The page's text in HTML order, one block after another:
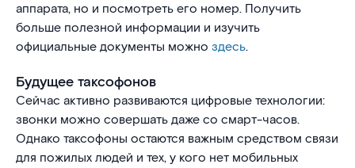
аппарата, но и посмотреть его номер. Получить
больше полезной информации и изучить
официальные документы можно здесь.
Будущее таксофонов
Сейчас активно развиваются цифровые технологии:
звонки можно совершать даже со смарт-часов.
Однако таксофоны остаются важным средством связи
для пожилых людей и тех, у кого нет мобильных